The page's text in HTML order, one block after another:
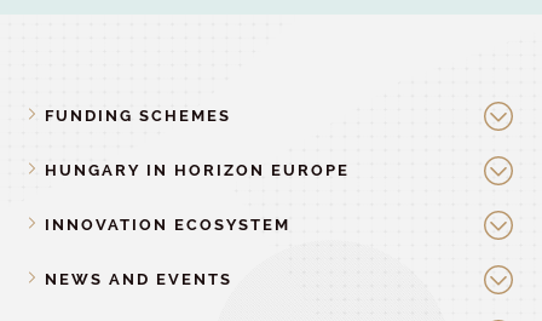
FUNDING SCHEMES
HUNGARY IN HORIZON EUROPE
INNOVATION ECOSYSTEM
NEWS AND EVENTS